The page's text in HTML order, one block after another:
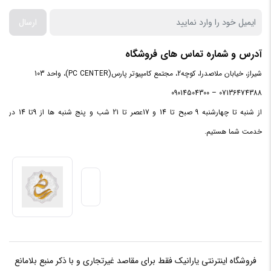
RAM
ظرفیت
ماژول
ظرفیت
2 گیگابایت
ارسال
آدرس و شماره تماس های فروشگاه
شیراز، خیابان ملاصدرا، کوچه2، مجتمع کامپیوتر پارس(PC CENTER)، واحد 103
07136474388 – 09014504300
از شنبه تا چهارشنبه 9 صبح تا 14 و 17عصر تا 21 شب و پنج شنبه ها از 9تا 14 در
خدمت شما هستیم.
فروشگاه اینترنتی یارانیک فقط برای مقاصد غیرتجاری و با ذکر منبع بلامانع